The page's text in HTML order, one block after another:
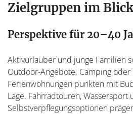
Zielgruppen im Blick
Perspektive für 20–40
Aktivurlauber und junge Familien
Outdoor-Angebote. Camping
Ferienwohnungen punkten mit
Lage. Fahrradtouren,
Selbstverpflegungsoptionen